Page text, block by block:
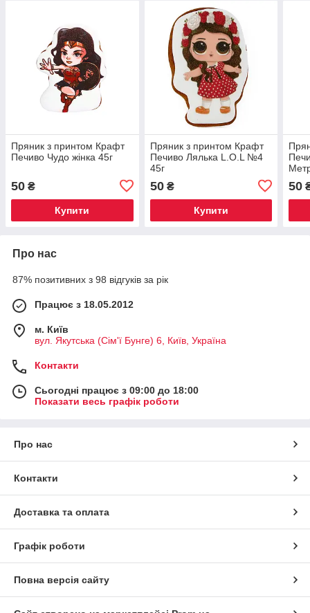
Пряник з принтом Крафт
Печиво Чудо жінка 45г
50 ₴
Купити
Пряник з принтом Крафт
Печиво Лялька L.O.L №4
45г
50₴
Купити
50
Про нас
87% позитивних з 98 відгуків за рік
Працює з 18.05.2012
м. Київ
вул. Якутська (Сім'ї Бунге) 6, Київ, Україна
Контакти
Сьогодні працює з 09:00 до 18:00
Показати весь графік роботи
Про нас
Контакти
Доставка та оплата
Графік роботи
Повна версія сайту